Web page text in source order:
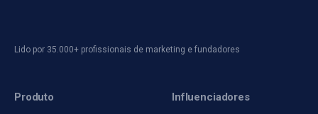
Lido por 35.000+ profissionais de marketing e fundadores
Produto
Influenciadores